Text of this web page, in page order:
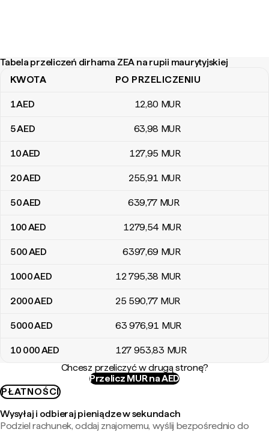
Tabela przeliczeń dirhama ZEA na rupii maurytyjskiej
Tabela przeliczeń dirhama ZEA na rupii maurytyjskiej
KWOTA PO PRZELICZENIU
1AED 12,80 MUR
5AED 63,98 MUR
10AED 127,95 MUR
20AED 255,91 MUR
50AED 639,77 MUR
100AED 1279,54 MUR
500AED 6397,69 MUR
1000AED 12 795,38 MUR
2000AED 25 590,77 MUR
5000AED 63 976,91 MUR
10 000AED 127 953,83 MUR
Chcesz przeliczyć w drugą stronę?
Przelicz MUR na AED
PŁATNOŚCI
Wysyłaj i odbieraj pieniądze w sekundach
Podziel rachunek, oddaj znajomemu, wyślij bezpośrednio do